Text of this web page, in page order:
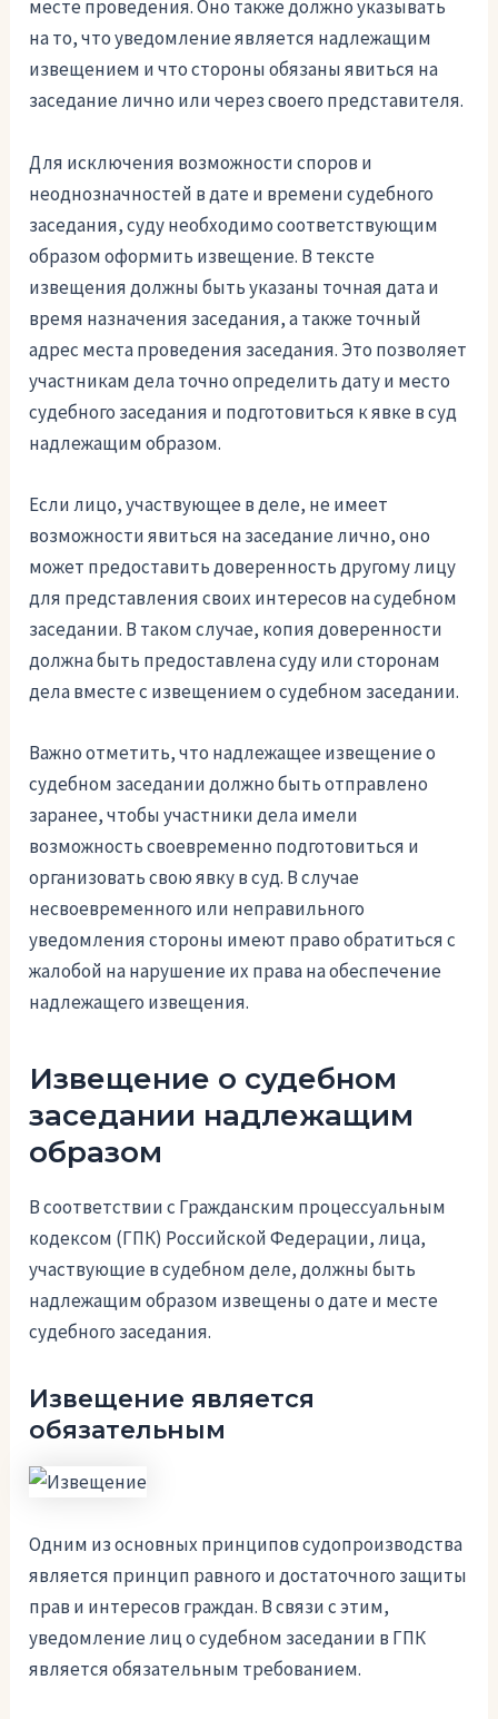
месте проведения. Оно также должно указывать
на то, что уведомление является надлежащим
извещением и что стороны обязаны явиться на
заседание лично или через своего представителя.
Для исключения возможности споров и
неоднозначностей в дате и времени судебного
заседания, суду необходимо соответствующим
образом оформить извещение. В тексте
извещения должны быть указаны точная дата и
время назначения заседания, а также точный
адрес места проведения заседания. Это позволяет
участникам дела точно определить дату и место
судебного заседания и подготовиться к явке в суд
надлежащим образом.
Если лицо, участвующее в деле, не имеет
возможности явиться на заседание лично, оно
может предоставить доверенность другому лицу
для представления своих интересов на судебном
заседании. В таком случае, копия доверенности
должна быть предоставлена суду или сторонам
дела вместе с извещением о судебном заседании.
Важно отметить, что надлежащее извещение о
судебном заседании должно быть отправлено
заранее, чтобы участники дела имели
возможность своевременно подготовиться и
организовать свою явку в суд. В случае
несвоевременного или неправильного
уведомления стороны имеют право обратиться с
жалобой на нарушение их права на обеспечение
надлежащего извещения.
Извещение о судебном
заседании надлежащим
образом
В соответствии с Гражданским процессуальным
кодексом (ГПК) Российской Федерации, лица,
участвующие в судебном деле, должны быть
надлежащим образом извещены о дате и месте
судебного заседания.
Извещение является
обязательным
Одним из основных принципов судопроизводства
является принцип равного и достаточного защиты
прав и интересов граждан. В связи с этим,
уведомление лиц о судебном заседании в ГПК
является обязательным требованием.